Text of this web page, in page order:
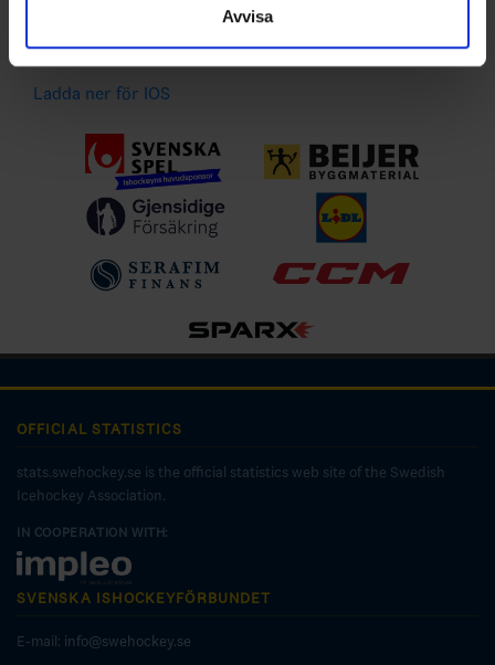
Avvisa
Ladda ner för Android
Ladda ner för IOS
OFFICIAL STATISTICS
stats.swehockey.se is the official statistics web site of the Swedish
Icehockey Association.
IN COOPERATION WITH:
SVENSKA ISHOCKEYFÖRBUNDET
E-mail: info@swehockey.se